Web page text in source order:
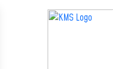
Panneau de gestion des cookies